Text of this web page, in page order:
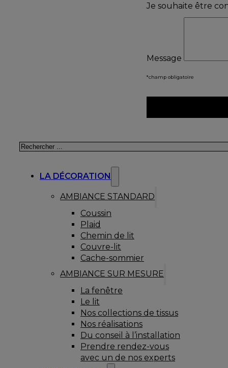
Je souhaite être
Message
*champ obligatoire
Rechercher
LA DÉCORATION
AMBIANCE STANDARD
Coussin
Plaid
Chemin de lit
Couvre-lit
Cache-sommier
AMBIANCE SUR MESURE
La fenêtre
Le lit
Nos collections de tissus
Nos réalisations
Du conseil à l’installation
Prendre rendez-vous
avec un de nos experts